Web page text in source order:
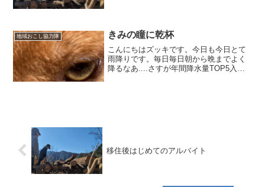
した。一日3,000個目...
地域おこし協力隊 きみの瞳に乾杯
こんにちはズッキです。今日も今日とて
雨降りです。毎日毎日朝から晩までよく
降るなあ....さすが年間降水量TOP5入り
移住後はじめてのアルバイト